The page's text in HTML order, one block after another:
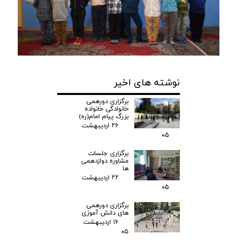
نوشته های اخیر
برگزاری دورهمی
خانوادگی خانواده
بزرگ پیام امام(ره)
۲۶ اردیبهشت
۰۵
برگزاری جلسات
مشاوره دوازدهمی
ها
۲۲ اردیبهشت
۰۵
برگزاری دورهمی
های دانش آموزی
۱۶ اردیبهشت
۰۵